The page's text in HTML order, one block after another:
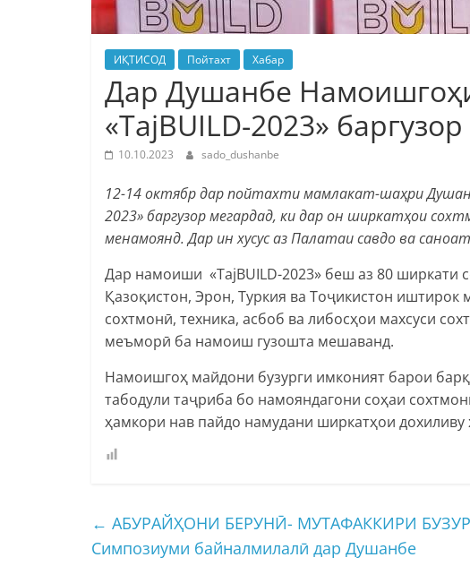
ИҚТИСОД Пойтахт Хабар
Дар Душанбе
«TajBUILD-2023»
10.10.2023 sado_dushanbe
12-14 октябр дар пойтахти мамлакат-шаҳри
2023» баргузор мегардад, ки дар он ширкатҳои
менамоянд. Дар ин хусус аз Палатаи савдо ва
Дар намоиши «TajBUILD-2023» беш аз 80 ширкати
Қазоқистон, Эрон, Туркия ва Тоҷикистон
сохтмонӣ, техника, асбоб ва либосҳои махсуси
меъморӣ ба намоиш гузошта мешаванд.
Намоишгоҳ майдони бузурги имконият барои
табодули таҷриба бо намояндагони соҳаи
ҳамкори нав пайдо намудани ширкатҳои дохиливу
← АБУРАЙҲОНИ БЕРУНӢ- МУТАФАККИРИ
Симпозиуми байналмилалӣ дар Душанбе